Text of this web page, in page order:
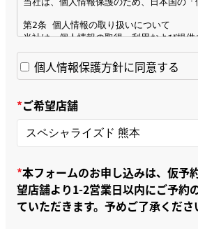
個人情報保護方針に同意する
ご希望店舗
本フォームのお申し込みは、仮予
望店舗より1-2営業日以内にご予約
ていただきます。予めご了承くださ